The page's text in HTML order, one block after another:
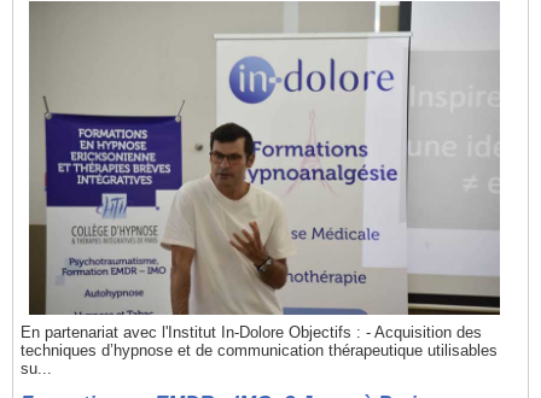
En partenariat avec l'Institut In-Dolore Objectifs : - Acquisition des
techniques d’hypnose et de communication thérapeutique utilisables
su...